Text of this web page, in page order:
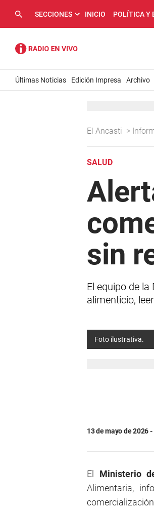
SECCIONES INICIO POLÍTICA Y
Últimas Noticias Edición Impresa Archivo
El Ancasti >
SALUD
sin
El equipo de
alimenticio,
Foto ilustrativa.
13 de mayo de 2026
El Ministerio
Alimentaria,
comercialización